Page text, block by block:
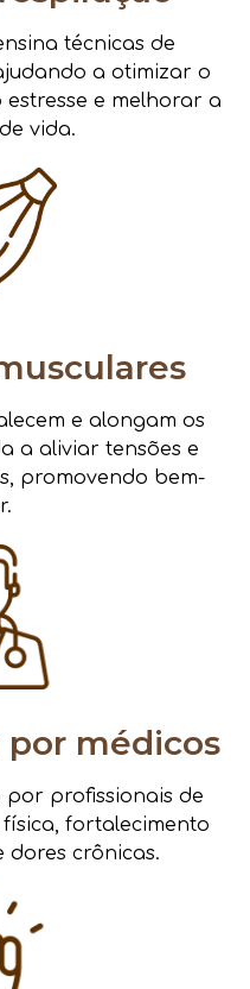
técnicas de
a otimizar o
e melhorar a
vida.
e alongam os
a aliviar tensões e
promovendo bem-
médicos
por profissionais de
fortalecimento
dores crônicas.